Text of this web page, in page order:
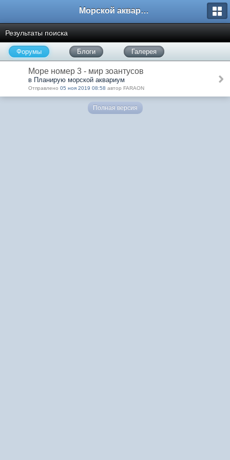
Морской аквариум. Форумы ReefCentral.ru
Результаты поиска
Форумы Блоги Галерея
Море номер 3 - мир зоантусов
в Планирую морской аквариум
Отправлено 05 ноя 2019 08:58 автор FARAON
Полная версия